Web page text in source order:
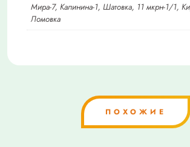
Мира-7, Калинина-1, Шатовка, 11 мкрн-1/1,
Ломовка
ПОХОЖИЕ